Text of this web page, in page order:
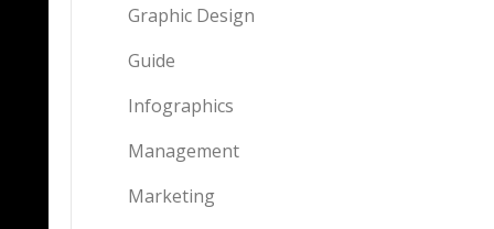
Graphic Design
Guide
Infographics
Management
Marketing